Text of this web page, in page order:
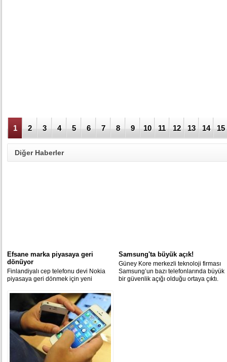
1 2 3 4 5 6 7 8 9 10 11 12 13 14 15
Diğer Haberler
Efsane marka piyasaya geri
dönüyor
Finlandiyalı cep telefonu devi Nokia
piyasaya geri dönmek için yeni
Samsung'ta büyük açık!
Güney Kore merkezli teknoloji firması
Samsung’un bazı telefonlarında büyük
bir güvenlik açığı olduğu ortaya çıktı.